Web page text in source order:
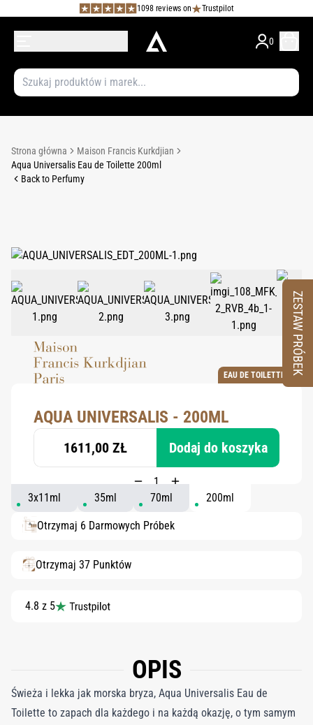
1098 reviews on Trustpilot
0
Strona główna
Maison Francis Kurkdjian
Aqua Universalis Eau de Toilette 200ml
Back to Perfumy
EAU DE TOILETTE
AQUA UNIVERSALIS - 200ML
1611,00 ZŁ Dodaj do koszyka
3x11ml 35ml 70ml 200ml
Otrzymaj 6 Darmowych Próbek
Otrzymaj 37 Punktów
4.8 z 5
OPIS
Świeża i lekka jak morska bryza, Aqua Universalis Eau de
Toilette to zapach dla każdego i na każdą okazję, o tym samym
ZESTAW PRÓBEK